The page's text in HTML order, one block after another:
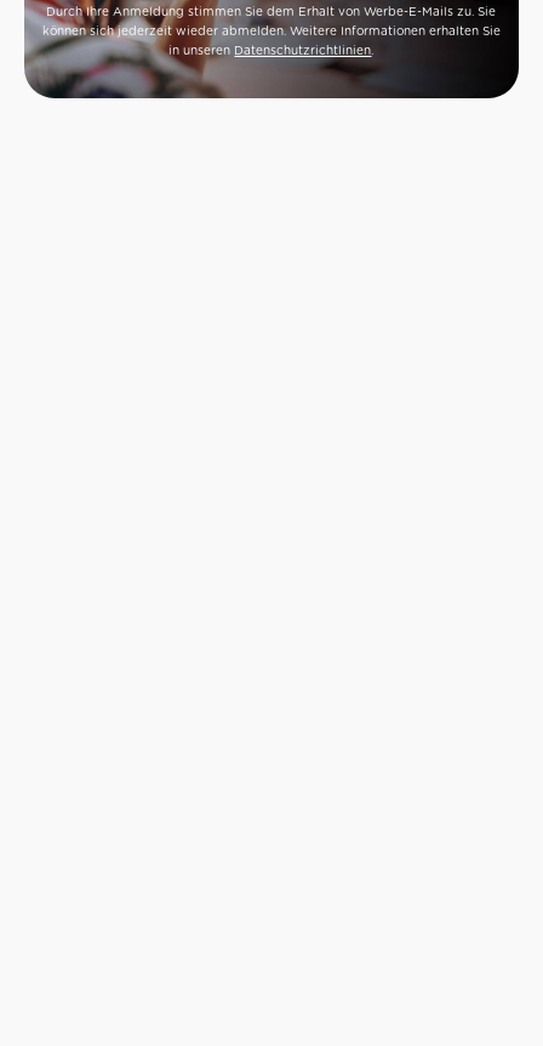
Durch Ihre Anmeldung stimmen Sie dem Erhalt von Werbe-E-Mails zu. Sie
können sich jederzeit wieder abmelden. Weitere Informationen erhalten Sie
in unseren Datenschutzrichtlinien